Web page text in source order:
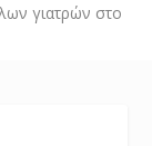
γιατρών στο